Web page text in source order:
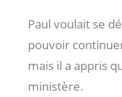
Paul voulait se
pouvoir
mais il a appris
ministère.